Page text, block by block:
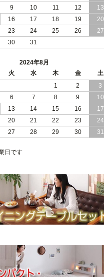
日本製 大容量 収納 跳ね上げ式 リフト
アップ 横開き ヘッドボードレス ベッド
立設置サービス付
本製 大容量 収納 跳ね上げ式 リフト
組立設置付
日本製 大容量 収納 跳ね上げ式 （ リフ
トアップ ） ベッド 横開き ヘッドボー
組立設置 付き
日本製 収納 跳ね上げ式 リフトアップ
ベッド 縦開き ヘッドボード 組立設置サ
9 10 11 12
13
16 17 18 19
20
23 24 25 26
27
30 31
2024年8月
火 水 木 金
土
1
2
3
6 7 8 9
10
13 14 15 16
17
20 21 22 23
24
27 28 29 30 31
日です